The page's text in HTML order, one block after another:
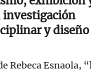
investigación
y diseño
Rebeca Esnaola, “